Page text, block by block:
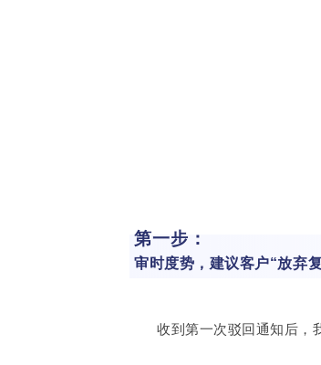
第一步：
审时度势，建议客户“放弃
收到第一次驳回通知后，